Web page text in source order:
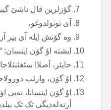
گؤزلرین فال تاشئ
آی توتولدوغو،
وە گۆنش ایلە آی بیر
ایشتە اۇ گۆن
حایئر، آصلا!
اۇ گۆن، وارئپ
اۇ گۆن اینسانا، نەیی
أرتەلەدیگی تک تک